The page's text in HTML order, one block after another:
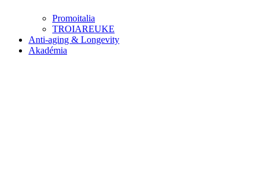
Promoitalia
TROIAREUKE
Anti-aging & Longevity
Akadémia